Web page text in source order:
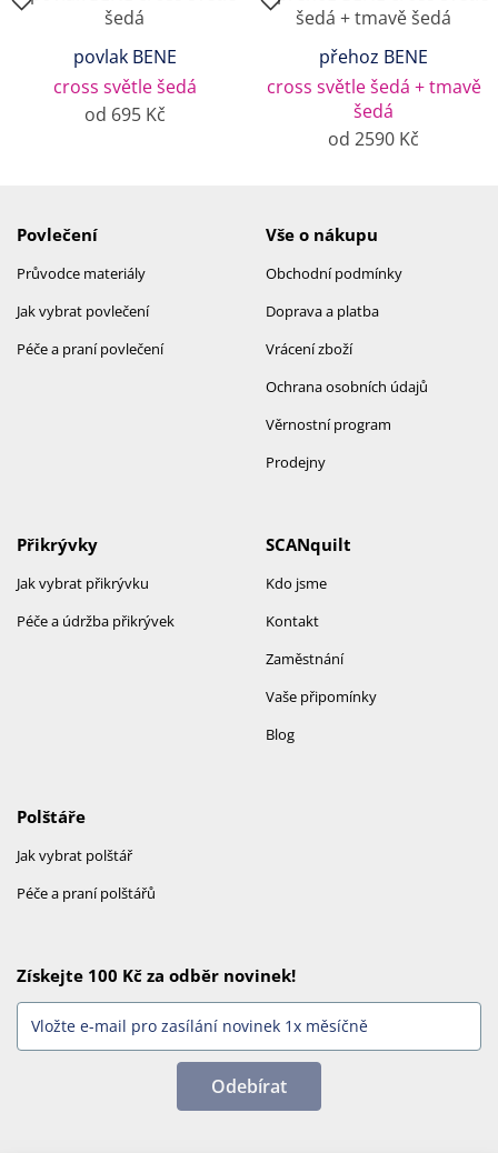
povlak BENE
cross světle šedá
od 695 Kč
přehoz BENE
cross světle šedá + tmavě
šedá
od 2590 Kč
Povlečení
Průvodce materiály
Jak vybrat povlečení
Péče a praní povlečení
Vše o nákupu
Obchodní podmínky
Doprava a platba
Vrácení zboží
Ochrana osobních údajů
Věrnostní program
Prodejny
SCANquilt
Kdo jsme
Kontakt
Zaměstnání
Vaše připomínky
Blog
Přikrývky
Jak vybrat přikrývku
Péče a údržba přikrývek
Polštáře
Jak vybrat polštář
Péče a praní polštářů
Získejte 100 Kč za odběr novinek!
Odebírat